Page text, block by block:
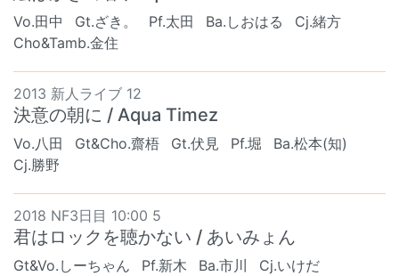
Vo.田中 Gt.ざき。 Pf.太田 Ba.しおはる
Cj.緒方
Cho&Tamb.金住
2013 新人ライブ 12
決意の朝に / Aqua Timez
Vo.八田 Gt&Cho.齋梧 Gt.伏見 Pf.堀
Ba.松本(知)
Cj.勝野
2018 NF3日目 10:00 5
君はロックを聴かない / あいみょん
Gt&Vo.しーちゃん Pf.新木 Ba.市川 Cj.いけだ